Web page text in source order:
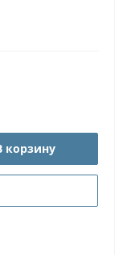
корзину